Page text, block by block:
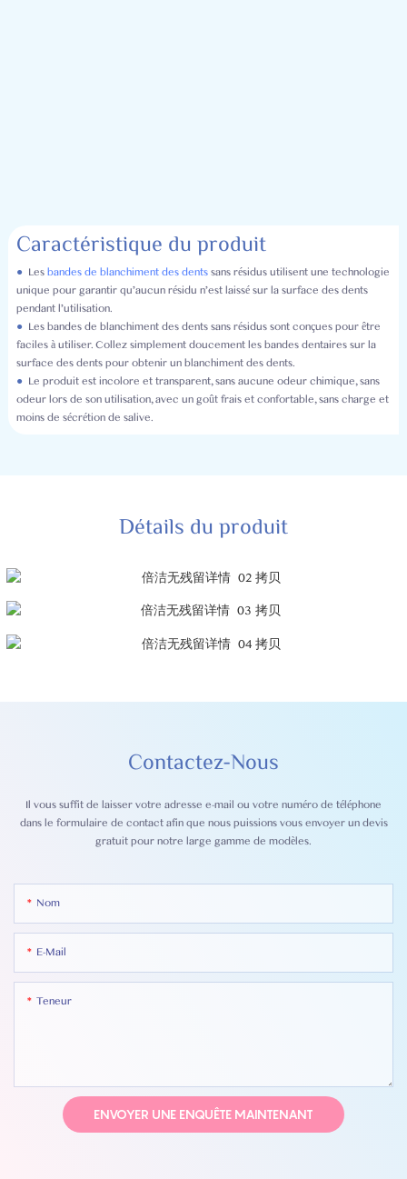
Caractéristique du produit
● Les bandes de blanchiment des dentssans résidus utilisent une technologie
unique pour garantir qu'aucun résidu n'est laissé sur la surface des dents
pendant l'utilisation.
● Les bandes de blanchiment des dents sans résidus sont conçues pour être
faciles à utiliser. Collez simplement doucement les bandes dentaires sur la
surface des dents pour obtenir un blanchiment des dents.
● Le produit est incolore et transparent, sans aucune odeur chimique, sans
odeur lors de son utilisation, avec un goût frais et confortable, sans charge et
moins de sécrétion de salive.
Détails du produit
Contactez-Nous
Il vous suffit de laisser votre adresse e-mail ou votre numéro de téléphone
dans le formulaire de contact afin que nous puissions vous envoyer un devis
gratuit pour notre large gamme de modèles.
Nom
E-Mail
Teneur
ENVOYER UNE ENQUÊTE MAINTENANT